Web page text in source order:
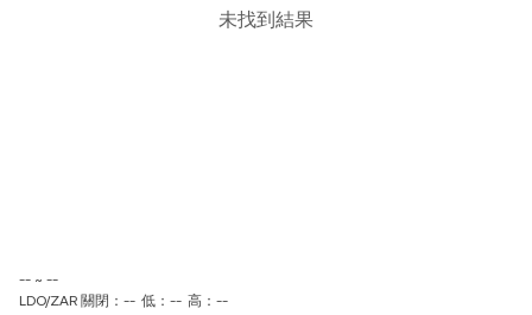
未找到結果
-- ~ --
LDO/ZAR 關閉：-- 低：-- 高：--